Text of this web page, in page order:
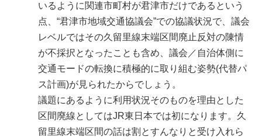
いるように関連市町村が君津市だけであるという
点、“君津市地域交通協議会”での協議状況で、議会
レベルではその久留里線末端区間廃止反対の陳情
が不採択となったことも含め、議会／自治体側に
交通モードの転換に積極的に取り組む姿勢(代替パ
ス計画)が見られたからでしょう。
議題にあるように利用状況そのものを理由とした
区間廃線としてはJR東日本では初になります。久
留里線末端区間の話は割とすんなりと受け入れら